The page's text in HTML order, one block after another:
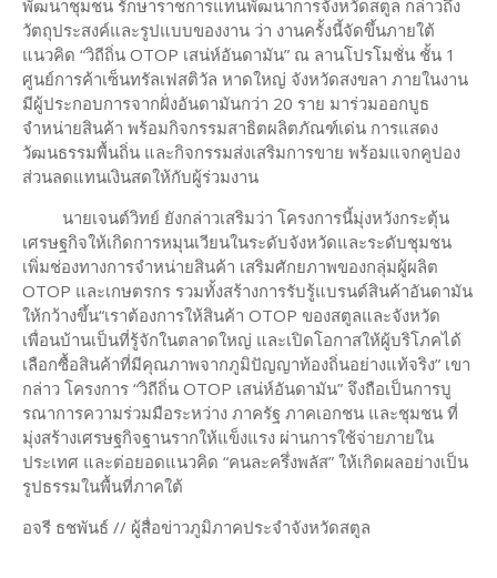
พัฒนาชุมชน รักษาราชการแทนพัฒนาการจังหวัดสตูล กล่าวถึง
วัตถุประสงค์และรูปแบบของงาน ว่า งานครั้งนี้จัดขึ้นภายใต้
แนวคิด “วิถีถิ่น OTOP เสน่ห์อันดามัน” ณ ลานโปรโมชั่น ชั้น 1
ศูนย์การค้าเซ็นทรัลเฟสติวัล หาดใหญ่ จังหวัดสงขลา ภายในงาน
มีผู้ประกอบการจากฝั่งอันดามันกว่า 20 ราย มาร่วมออกบูธ
จำหน่ายสินค้า พร้อมกิจกรรมสาธิตผลิตภัณฑ์เด่น การแสดง
วัฒนธรรมพื้นถิ่น และกิจกรรมส่งเสริมการขาย พร้อมแจกคูปอง
ส่วนลดแทนเงินสดให้กับผู้ร่วมงาน
นายเจนต์วิทย์ ยังกล่าวเสริมว่า โครงการนี้มุ่งหวังกระตุ้น
เศรษฐกิจให้เกิดการหมุนเวียนในระดับจังหวัดและระดับชุมชน
เพิ่มช่องทางการจำหน่ายสินค้า เสริมศักยภาพของกลุ่มผู้ผลิต
OTOP และเกษตรกร รวมทั้งสร้างการรับรู้แบรนด์สินค้าอันดามัน
ให้กว้างขึ้น“เราต้องการให้สินค้า OTOP ของสตูลและจังหวัด
เพื่อนบ้านเป็นที่รู้จักในตลาดใหญ่ และเปิดโอกาสให้ผู้บริโภคได้
เลือกซื้อสินค้าที่มีคุณภาพจากภูมิปัญญาท้องถิ่นอย่างแท้จริง” เขา
กล่าว โครงการ “วิถีถิ่น OTOP เสน่ห์อันดามัน” จึงถือเป็นการบู
รณาการความร่วมมือระหว่าง ภาครัฐ ภาคเอกชน และชุมชน ที่
มุ่งสร้างเศรษฐกิจฐานรากให้แข็งแรง ผ่านการใช้จ่ายภายใน
ประเทศ และต่อยอดแนวคิด “คนละครึ่งพลัส” ให้เกิดผลอย่างเป็น
รูปธรรมในพื้นที่ภาคใต้
อจรี ธชพันธ์ // ผู้สื่อข่าวภูมิภาคประจำจังหวัดสตูล